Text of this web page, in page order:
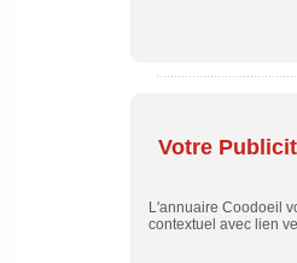
Votre
L'annuaire Coodoeil
contextuel avec lien